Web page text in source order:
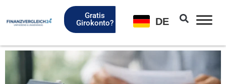
Gratis
Girokonto?
DE